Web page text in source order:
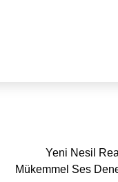
Yeni Nesil
Mükemmel Ses